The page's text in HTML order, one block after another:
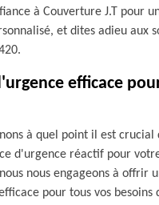
à Couverture J.T pour
et dites adieu aux
efficace
à quel point il est crucial
d'urgence réactif pour
nous engageons à offrir
pour tous vos besoins